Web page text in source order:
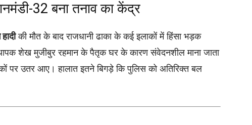
32 बना तनाव का केंद्र
की मौत के बाद राजधानी ढाका के कई इलाकों में हिंसा भड़क
शेख मुजीबुर रहमान के पैतृक घर के कारण संवेदनशील माना जाता
पर उतर आए। हालात इतने बिगड़े कि पुलिस को अतिरिक्त बल